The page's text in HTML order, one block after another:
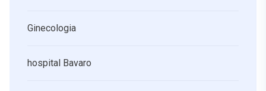
Ginecologia
hospital Bavaro